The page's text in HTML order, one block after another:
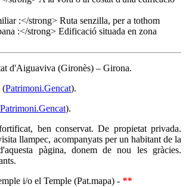
d'Aiguaviva (Gironès) – Girona.
(Patrimoni.Gencat).
Patrimoni.Gencat).
ben conservat. De propietat privada.
llampec, acompanyats per un habitant de la
pàgina, donem de nou les gràcies.
i/o el Temple (Pat.mapa) - **